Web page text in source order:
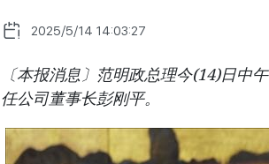
2025/5/14 14:03:27
〔本报消息〕范明政总理今(14)日中
任公司董事长彭刚平。